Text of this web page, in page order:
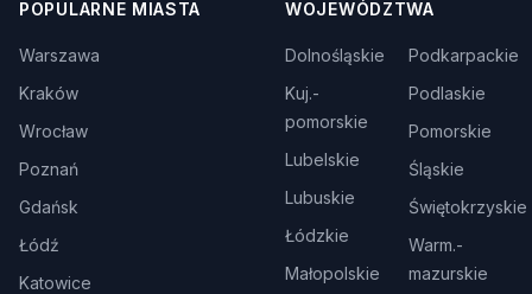
POPULARNE MIASTA
Warszawa
Kraków
Wrocław
Poznań
Gdańsk
Łódź
Katowice
WOJEWÓDZTWA
Dolnośląskie
Kuj.-
pomorskie
Lubelskie
Lubuskie
Łódzkie
Małopolskie
Podkarpackie
Podlaskie
Pomorskie
Śląskie
Świętokrzyskie
Warm.-
mazurskie